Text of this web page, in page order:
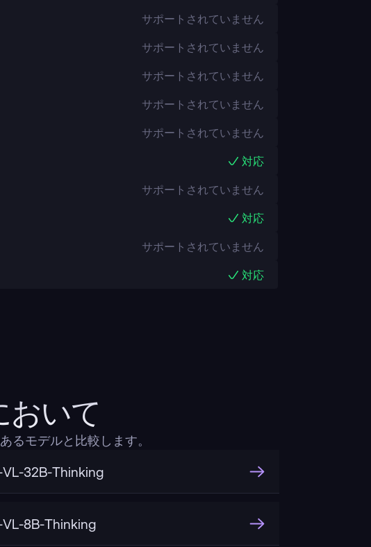
サポートされていません
サポートされていません
サポートされていません
サポートされていません
サポートされていません
対応
サポートされていません
対応
サポートされていません
対応
いて
るモデルと比較します。
32B-Thinking
8B-Thinking